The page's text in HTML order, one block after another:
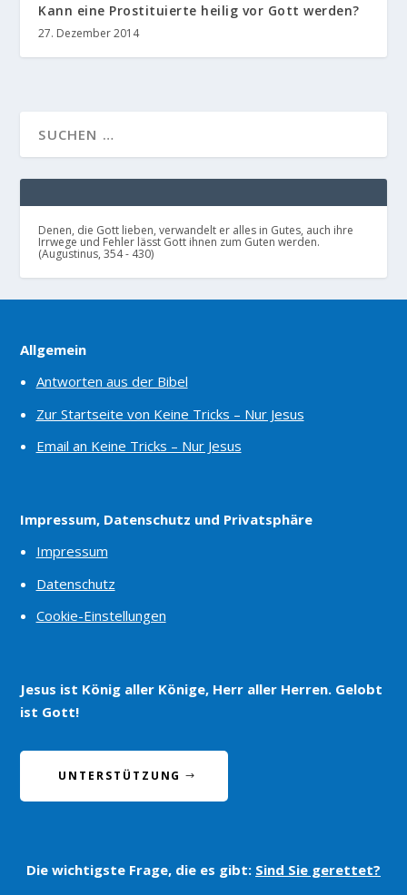
Kann eine Prostituierte heilig vor Gott werden?
27. Dezember 2014
Denen, die Gott lieben, verwandelt er alles in Gutes, auch ihre
Irrwege und Fehler lässt Gott ihnen zum Guten werden.
(Augustinus, 354 - 430)
Allgemein
Antworten aus der Bibel
Zur Startseite von Keine Tricks – Nur Jesus
Email an Keine Tricks – Nur Jesus
Impressum, Datenschutz und Privatsphäre
Impressum
Datenschutz
Cookie-Einstellungen
Jesus ist König aller Könige, Herr aller Herren. Gelobt
ist Gott!
UNTERSTÜTZUNG
Die wichtigste Frage, die es gibt: Sind Sie gerettet?